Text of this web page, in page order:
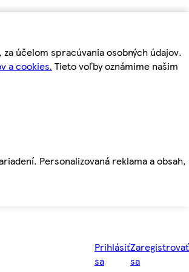
účelom spracúvania osobných údajov.
a cookies. Tieto voľby oznámime našim
Personalizovaná reklama a obsah,
Prihlásiť
sa
Zaregistrovať
sa